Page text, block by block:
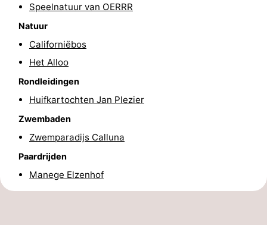
Speelnatuur van OERRR
Natuur
Californiëbos
Het Alloo
Rondleidingen
Huifkartochten Jan Plezier
Zwembaden
Zwemparadijs Calluna
Paardrijden
Manege Elzenhof